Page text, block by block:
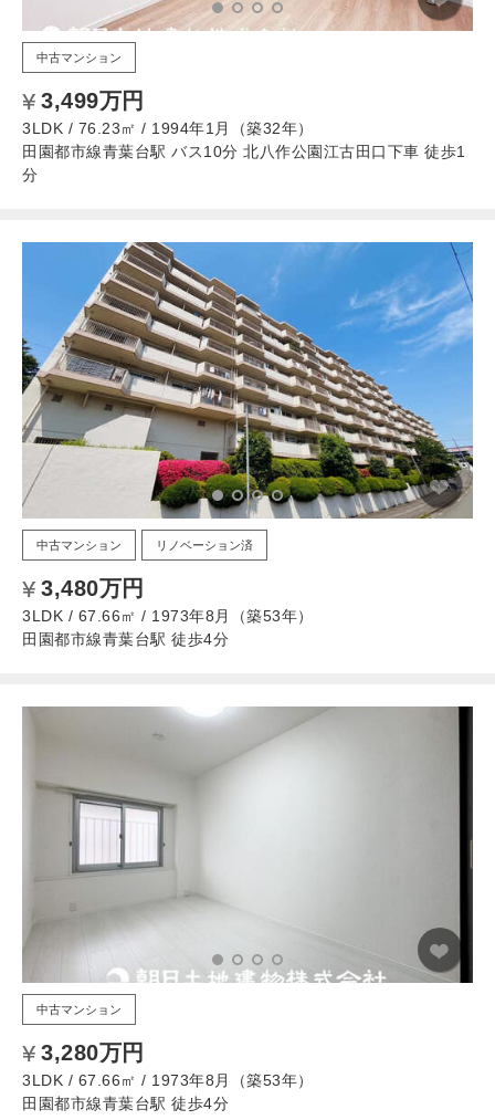
中古マンション
3,499万円
3LDK / 76.23㎡ / 1994年1月（築32年）
田園都市線青葉台駅 バス10分 北八作公園江古田口下車 徒歩1
分
中古マンション リノベーション済
3,480万円
3LDK / 67.66㎡ / 1973年8月（築53年）
田園都市線青葉台駅 徒歩4分
中古マンション
3,280万円
3LDK / 67.66㎡ / 1973年8月（築53年）
田園都市線青葉台駅 徒歩4分